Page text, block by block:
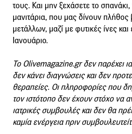
τους. Και μην ξεχάσετε το σπανάκι,
μανιτάρια, που μας δίνουν πλήθος
μετάλλων, μαζί με φυτικές ίνες
Ιανουάριο.
Το Olivemagazine.gr δεν παρέχει
δεν κάνει διαγνώσεις και δεν
θεραπείες. Οι πληροφορίες που
τον ιστότοπο δεν έχουν στόχο να
ιατρικές συμβουλές και δεν θα
καμία ενέργεια πριν